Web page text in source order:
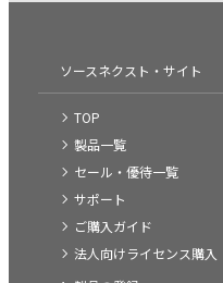
ソースネクスト・サイト
TOP
製品一覧
セール・優待一覧
サポート
ご購入ガイド
法人向けライセンス購入